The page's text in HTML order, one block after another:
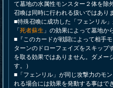
て墓地の水属性モンスター２体を除
召喚は同時に行われる扱いではあり
■特殊召喚に成功した「フェンリル
「 死者蘇生 」の効果によって墓地か
■『このカードが戦闘によって相手
ターンのドローフェイズをスキップ
を取る効果ではありません。ダメー
す。）
■「フェンリル」が同じ攻撃力のモ
れる場合には効果を発動する事はで